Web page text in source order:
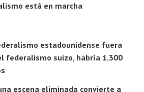
está en marcha
estadounidense fuera
federalismo suizo, habría 1.300
escena eliminada convierte a